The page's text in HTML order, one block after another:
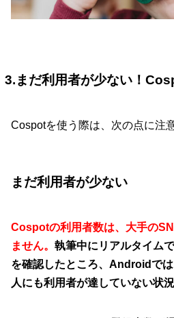
3.まだ利用者が少ない！
Cospotを使う際は、次の点に注
まだ利用者が少ない
Cospotの利用者数は、大手の
ません。 執筆中にリアルタイム
を確認したところ、Androidで
人にも利用者が達していない状況